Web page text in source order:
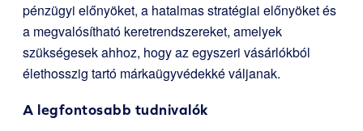
pénzügyi előnyöket, a hatalmas stratégiai előnyöket és
a megvalósítható keretrendszereket, amelyek
szükségesek ahhoz, hogy az egyszeri vásárlókból
élethosszig tartó márkaügyvédekké váljanak.
A legfontosabb tudnivalók